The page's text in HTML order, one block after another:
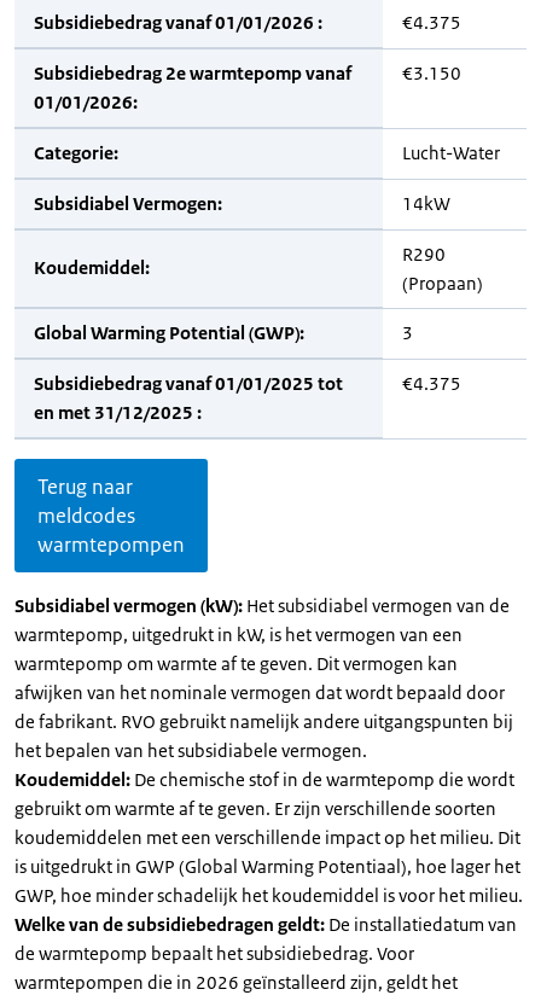
Subsidiebedrag vanaf 01/01/2026 : €4.375
Subsidiebedrag 2e warmtepomp vanaf
01/01/2026:
€3.150
Categorie: Lucht-Water
Subsidiabel Vermogen: 14kW
Koudemiddel:
R290
(Propaan)
Global Warming Potential (GWP): 3
Subsidiebedrag vanaf 01/01/2025 tot
en met 31/12/2025 :
€4.375
Terug naar
meldcodes
warmtepompen
Subsidiabel vermogen (kW): Het subsidiabel vermogen van de
warmtepomp, uitgedrukt in kW, is het vermogen van een
warmtepomp om warmte af te geven. Dit vermogen kan
afwijken van het nominale vermogen dat wordt bepaald door
de fabrikant. RVO gebruikt namelijk andere uitgangspunten bij
het bepalen van het subsidiabele vermogen.
Koudemiddel: De chemische stof in de warmtepomp die wordt
gebruikt om warmte af te geven. Er zijn verschillende soorten
koudemiddelen met een verschillende impact op het milieu. Dit
is uitgedrukt in GWP (Global Warming Potentiaal), hoe lager het
GWP, hoe minder schadelijk het koudemiddel is voor het milieu.
Welke van de subsidiebedragen geldt: De installatiedatum van
de warmtepomp bepaalt het subsidiebedrag. Voor
warmtepompen die in 2026 geïnstalleerd zijn, geldt het